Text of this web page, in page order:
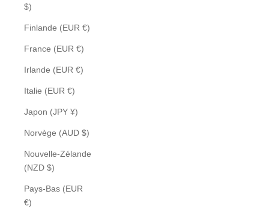
$)
Finlande (EUR €)
France (EUR €)
Irlande (EUR €)
Italie (EUR €)
Japon (JPY ¥)
Norvège (AUD $)
Nouvelle-Zélande
(NZD $)
Pays-Bas (EUR
€)